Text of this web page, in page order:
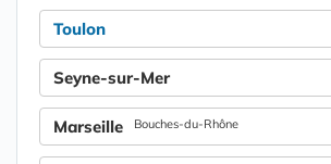
Toulon
Seyne-sur-Mer
Marseille Bouches-du-Rhône